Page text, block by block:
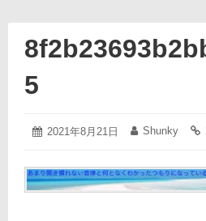
5
投
2021年8月21日
2021
月
21
投
Shunky